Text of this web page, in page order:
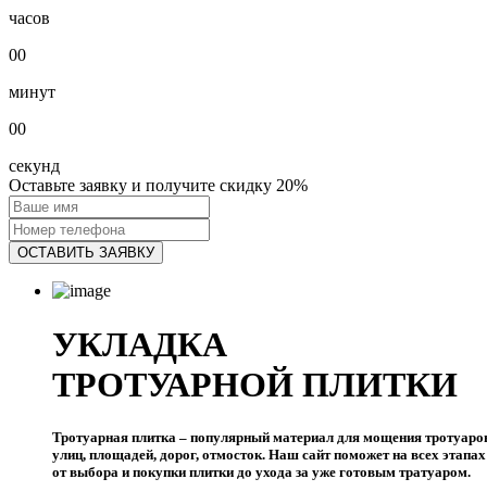
часов
00
минут
00
секунд
Оставьте заявку и получите скидку 20%
ОСТАВИТЬ ЗАЯВКУ
УКЛАДКА
ТРОТУАРНОЙ ПЛИТКИ
Тротуарная плитка – популярный материал для мощения
улиц, площадей, дорог, отмосток. Наш сайт поможет на всех
от выбора и покупки плитки до ухода за уже готовым тратуаром.